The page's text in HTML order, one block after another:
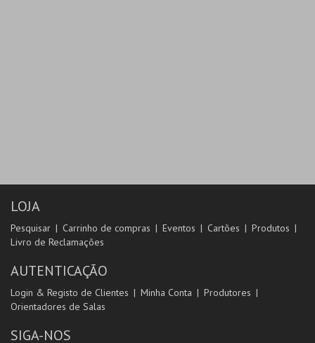
LOJA
Pesquisar Carrinho de compras Eventos Cartões
Produtos
Livro de Reclamações
AUTENTICAÇÃO
Login & Registo de Clientes Minha Conta
Produtores
Orientadores de Salas
SIGA-NOS